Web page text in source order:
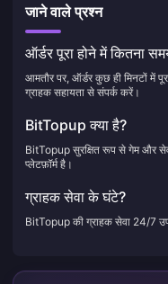
जाने वाले प्रश्न
ऑर्डर पूरा होने में कितना
आमतौर पर, ऑर्डर कुछ ही मिनटों में
ग्राहक सहायता से संपर्क करें।
BitTopup क्या है?
BitTopup सुरक्षित रूप से गेम और
प्लेटफ़ॉर्म है।
ग्राहक सेवा के घंटे?
BitTopup की ग्राहक सेवा 24/7